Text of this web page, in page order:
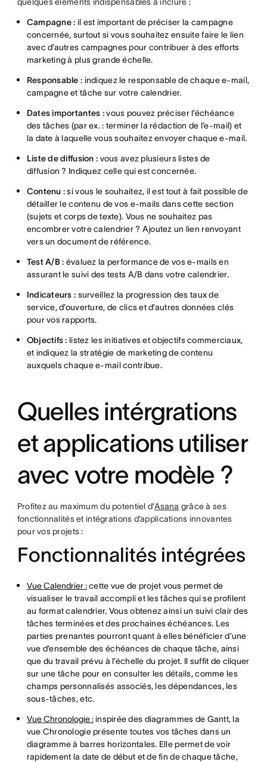
Campagne : il est important de préciser la campagne
concernée, surtout si vous souhaitez ensuite faire le lien
avec d’autres campagnes pour contribuer à des efforts
marketing à plus grande échelle.
Responsable : indiquez le responsable de chaque e-mail,
campagne et tâche sur votre calendrier.
Dates importantes :vous pouvez préciser l’échéance
des tâches (par ex. : terminer la rédaction de l’e-mail) et
la date à laquelle vous souhaitez envoyer chaque e-mail.
Liste de diffusion : vous avez plusieurs listes de
diffusion ? Indiquez celle qui est concernée.
Contenu :si vous le souhaitez, il est tout à fait possible de
détailler le contenu de vos e-mails dans cette section
(sujets et corps de texte). Vous ne souhaitez pas
encombrer votre calendrier ? Ajoutez un lien renvoyant
vers un document de référence.
Test A/B : évaluez la performance de vos e-mails en
assurant le suivi des tests A/B dans votre calendrier.
Indicateurs : surveillez la progression des taux de
service, d’ouverture, de clics et d’autres données clés
pour vos rapports.
Objectifs : listez les initiatives et objectifs commerciaux,
et indiquez la stratégie de marketing de contenu
auxquels chaque e-mail contribue.
Quelles intérgrations
et applications utiliser
avec votre modèle ?
Profitez au maximum du potentiel d’Asana grâce à ses
fonctionnalités et intégrations d’applications innovantes
pour vos projets :
Fonctionnalités intégrées
Vue Calendrier :cette vue de projet vous permet de
visualiser le travail accompli et les tâches qui se profilent
au format calendrier. Vous obtenez ainsi un suivi clair des
tâches terminées et des prochaines échéances. Les
parties prenantes pourront quant à elles bénéficier d’une
vue d’ensemble des échéances de chaque tâche, ainsi
que du travail prévu à l’échelle du projet. Il suffit de cliquer
sur une tâche pour en consulter les détails, comme les
champs personnalisés associés, les dépendances, les
sous-tâches, etc.
Vue Chronologie :inspirée des diagrammes de Gantt, la
vue Chronologie présente toutes vos tâches dans un
diagramme à barres horizontales. Elle permet de voir
rapidement la date de début et de fin de chaque tâche,